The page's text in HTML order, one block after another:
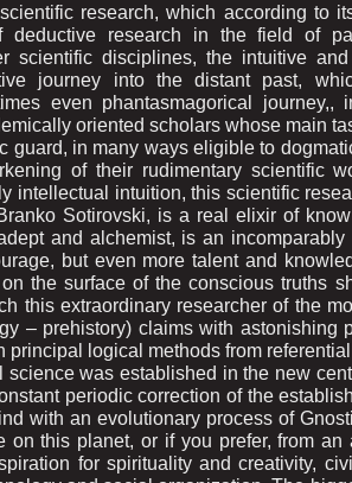
research, which according to
deductive research in the field of
scientific disciplines, the intuitive
journey into the distant past,
even phantasmagorical
oriented scholars whose main
guard, in many ways eligible to
of their rudimentary scientific
intellectual intuition, this scientific
Sotirovski, is a real elixir of
and alchemist, is an
but even more talent and
the surface of the conscious truths
this extraordinary researcher of the
– prehistory) claims with
principal logical methods from
science was established in the new
periodic correction of the
with an evolutionary process of
on this planet, or if you prefer, from
for spirituality and creativity,